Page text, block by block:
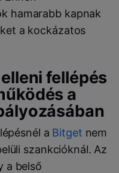
hamarabb kapnak
a kockázatos
fellépés
a
a Bitget nem
szankcióknál. Az
a belső